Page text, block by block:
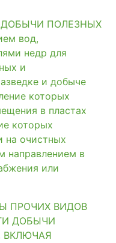
ПОЛЕЗНЫХ
вод,
недр для
и
и добыче
которых
в пластах
которых
на очистных
направлением в
или
ПРОЧИХ ВИДОВ
ДОБЫЧИ
ВКЛЮЧАЯ